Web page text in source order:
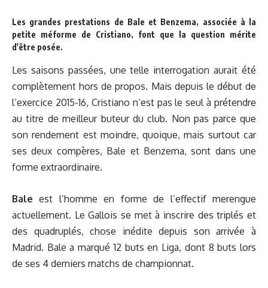
Les grandes prestations de Bale et Benzema, associée à la
petite méforme de Cristiano, font que la question mérite
d'être posée.
Les saisons passées, une telle interrogation aurait été
complètement hors de propos. Mais depuis le début de
l’exercice 2015-16, Cristiano n’est pas le seul à prétendre
au titre de meilleur buteur du club. Non pas parce que
son rendement est moindre, quoique, mais surtout car
ses deux compères, Bale et Benzema, sont dans une
forme extraordinaire.
Bale est l’homme en forme de l’effectif merengue
actuellement. Le Gallois se met à inscrire des triplés et
des quadruplés, chose inédite depuis son arrivée à
Madrid. Bale a marqué 12 buts en Liga, dont 8 buts lors
de ses 4 derniers matchs de championnat.